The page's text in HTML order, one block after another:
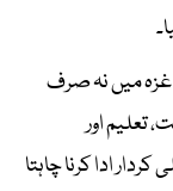
غزہ میں نہ صرف
تعلیم اور
ادا کرنا چاہتا